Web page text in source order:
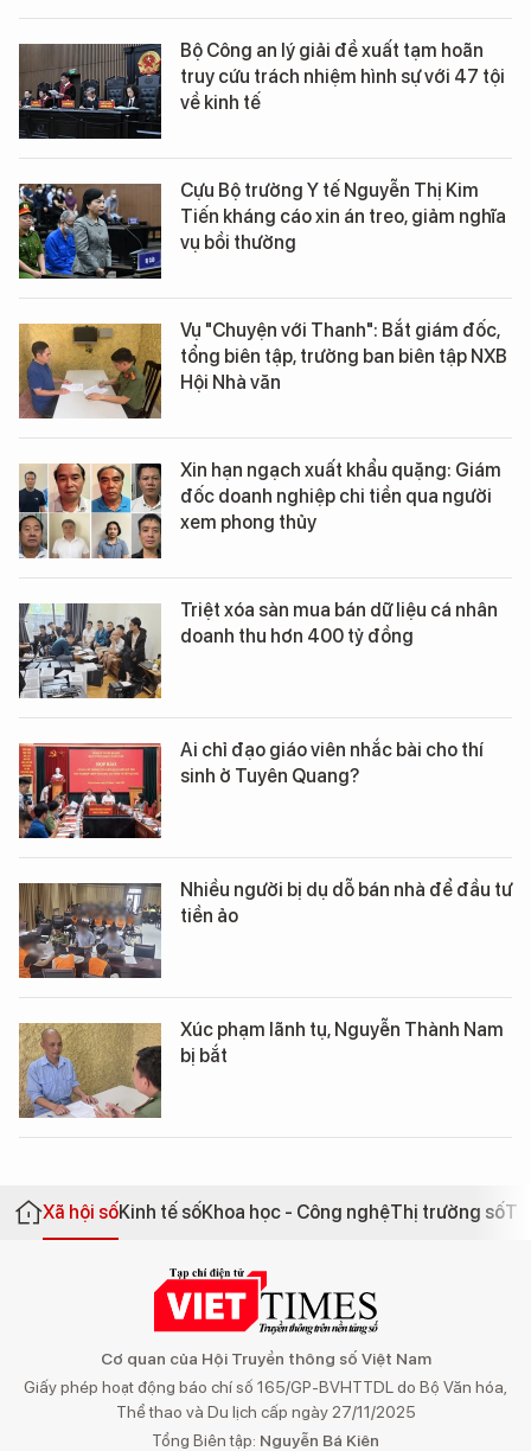
Bộ Công an lý giải đề xuất tạm hoãn
truy cứu trách nhiệm hình sự với 47 tội
về kinh tế
Cựu Bộ trưởng Y tế Nguyễn Thị Kim
Tiến kháng cáo xin án treo, giảm nghĩa
vụ bồi thường
Vụ "Chuyện với Thanh": Bắt giám đốc,
tổng biên tập, trưởng ban biên tập NXB
Hội Nhà văn
Xin hạn ngạch xuất khẩu quặng: Giám
đốc doanh nghiệp chi tiền qua người
xem phong thủy
Triệt xóa sàn mua bán dữ liệu cá nhân
doanh thu hơn 400 tỷ đồng
Ai chỉ đạo giáo viên nhắc bài cho thí
sinh ở Tuyên Quang?
Nhiều người bị dụ dỗ bán nhà để đầu tư
tiền ảo
Xúc phạm lãnh tụ, Nguyễn Thành Nam
bị bắt
Xã hội sốKinh tế sốKhoa học - Công nghệThị trường số
Cơ quan của Hội Truyền thông số Việt Nam
Giấy phép hoạt động báo chí số 165/GP-BVHTTDL do Bộ Văn hóa,
Thể thao và Du lịch cấp ngày 27/11/2025
Tổng Biên tập: Nguyễn Bá Kiên